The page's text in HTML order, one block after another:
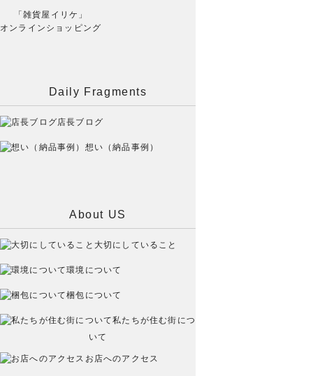
「雑貨屋イリケ」
オンラインショッピング
Daily Fragments
店長ブログ
想い（納品事例）
About US
大切にしていること
環境について
梱包について
私たちが住む街につ
いて
お店へのアクセス